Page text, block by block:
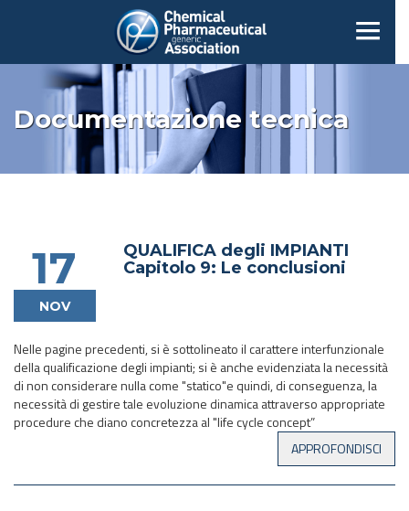
Documentazione tecnica
17
NOV
QUALIFICA degli IMPIANTI
Capitolo 9: Le conclusioni
Nelle pagine precedenti, si è sottolineato il carattere interfunzionale
della qualificazione degli impianti; si è anche evidenziata la necessità
di non considerare nulla come "statico"e quindi, di conseguenza, la
necessità di gestire tale evoluzione dinamica attraverso appropriate
procedure che diano concretezza al "life cycle concept”